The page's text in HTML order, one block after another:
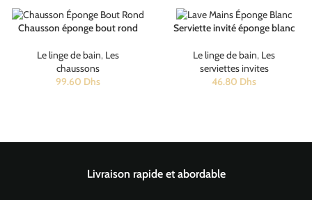
Chausson éponge bout rond
Le linge de bain, Les
chaussons
99.60 Dhs
Serviette invité éponge blanc
Le linge de bain, Les
serviettes invites
46.80 Dhs
Livraison rapide et abordable